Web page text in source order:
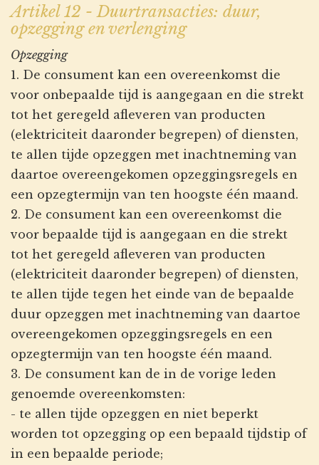
Artikel 12 - Duurtransacties: duur,
opzegging en verlenging
Opzegging
1. De consument kan een overeenkomst die
voor onbepaalde tijd is aangegaan en die strekt
tot het geregeld afleveren van producten
(elektriciteit daaronder begrepen) of diensten,
te allen tijde opzeggen met inachtneming van
daartoe overeengekomen opzeggingsregels en
een opzegtermijn van ten hoogste één maand.
2. De consument kan een overeenkomst die
voor bepaalde tijd is aangegaan en die strekt
tot het geregeld afleveren van producten
(elektriciteit daaronder begrepen) of diensten,
te allen tijde tegen het einde van de bepaalde
duur opzeggen met inachtneming van daartoe
overeengekomen opzeggingsregels en een
opzegtermijn van ten hoogste één maand.
3. De consument kan de in de vorige leden
genoemde overeenkomsten:
- te allen tijde opzeggen en niet beperkt
worden tot opzegging op een bepaald tijdstip of
in een bepaalde periode;